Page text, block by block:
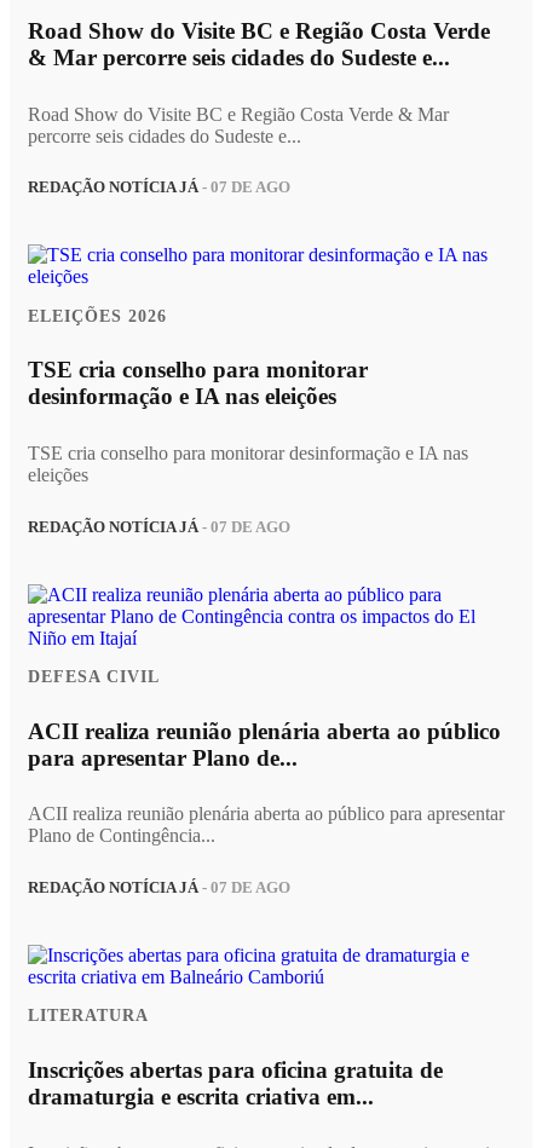
Road Show do Visite BC e Região Costa Verde
& Mar percorre seis cidades do Sudeste e...
Road Show do Visite BC e Região Costa Verde & Mar
percorre seis cidades do Sudeste e...
REDAÇÃO NOTÍCIA JÁ- 07 DE AGO
ELEIÇÕES 2026
TSE cria conselho para monitorar
desinformação e IA nas eleições
TSE cria conselho para monitorar desinformação e IA nas
eleições
REDAÇÃO NOTÍCIA JÁ - 07 DE AGO
DEFESA CIVIL
ACII realiza reunião plenária aberta ao público
para apresentar Plano de...
ACII realiza reunião plenária aberta ao público para apresentar
Plano de Contingência...
REDAÇÃO NOTÍCIA JÁ- 07 DE AGO
LITERATURA
Inscrições abertas para oficina gratuita de
dramaturgia e escrita criativa em...